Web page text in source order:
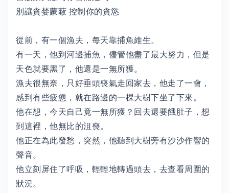
別讓貪婪蒙蔽 控制你的貪慾
從前，有一個漁夫，每天靠捕魚維生。
有一天，他到河邊捕魚，儘管他盡了最大努力，但是
天色就要黑了，他還是一無所獲。
漁夫很無奈，只好垂頭喪氣走回家去，他走了一會，
感到有些疲憊，就在路邊的一棵大樹下坐了下來。
他在想，今天自己竟一無所獲？回去還要餓肚子，想
到這裡，他無比的沮喪。
他正在為此發愁，突然，他聽到大樹旁有沙沙作響的
聲音。
他立刻屏住了呼吸，輕輕地轉過頭去，去查看周圍的
狀況。